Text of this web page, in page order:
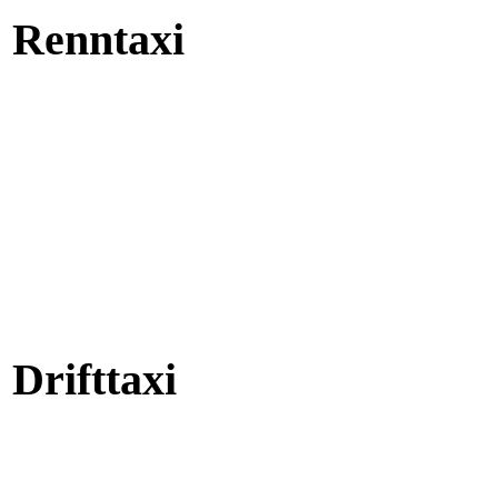
Renntaxi
Drifttaxi